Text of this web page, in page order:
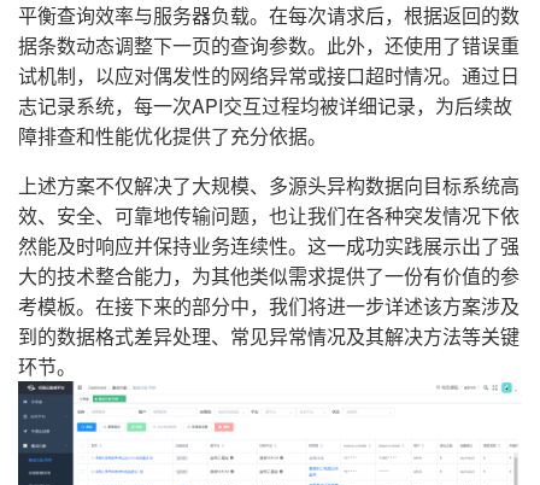
平衡查询效率与服务器负载。在每次请求后，根据返回的数
据条数动态调整下一页的查询参数。此外，还使用了错误重
试机制，以应对偶发性的网络异常或接口超时情况。通过日
志记录系统，每一次API交互过程均被详细记录，为后续故
障排查和性能优化提供了充分依据。
上述方案不仅解决了大规模、多源头异构数据向目标系统高
效、安全、可靠地传输问题，也让我们在各种突发情况下依
然能及时响应并保持业务连续性。这一成功实践展示出了强
大的技术整合能力，为其他类似需求提供了一份有价值的参
考模板。在接下来的部分中，我们将进一步详述该方案涉及
到的数据格式差异处理、常见异常情况及其解决方法等关键
环节。